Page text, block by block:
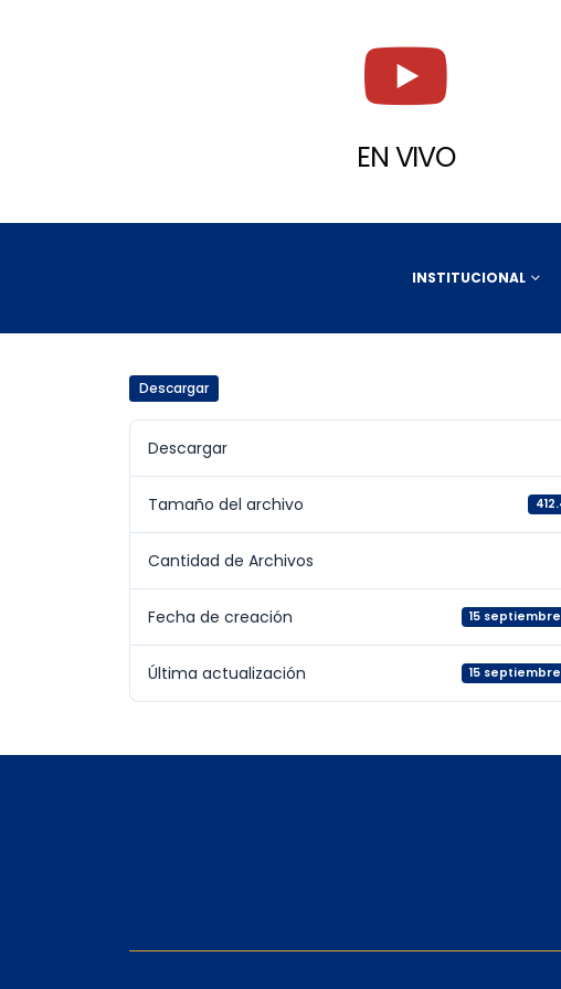
EN VIVO
INSTITUCIONAL
Descargar
Descargar
Tamaño del archivo
Cantidad de Archivos
Fecha de creación 15
Última actualización 15